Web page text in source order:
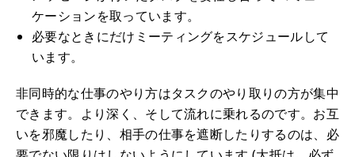
ケーションを取っています。
必要なときにだけミーティングをスケジュールして
います。
非同時的な仕事のやり方はタスクのやり取りの方が集中
できます。より深く、そして流れに乗れるのです。お互
いを邪魔したり、相手の仕事を遮断したりするのは、必